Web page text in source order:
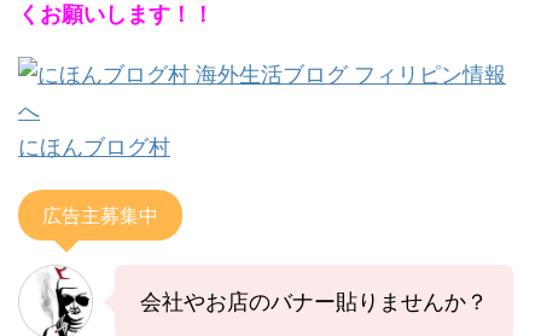
くお願いします！！
にほんブログ村
広告主募集中
会社やお店のバナー貼りませんか？